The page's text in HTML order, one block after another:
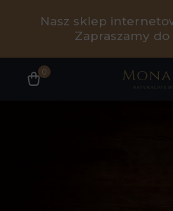
Nasz sklep
Zapraszamy do
0